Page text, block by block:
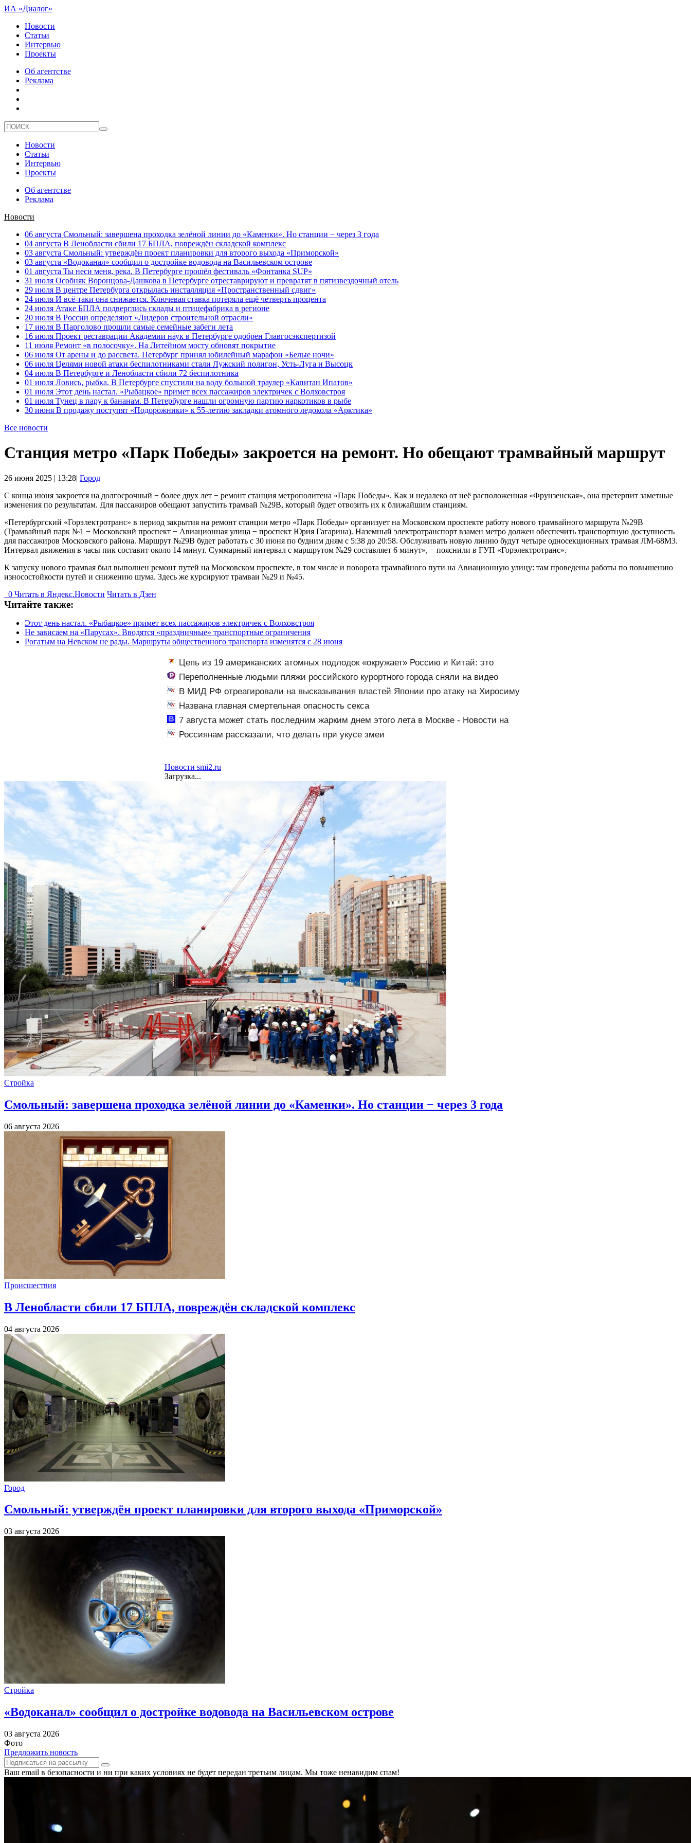
ИА «Диалог»
Новости
Статьи
Интервью
Проекты
Об агентстве
Реклама
Новости
Статьи
Интервью
Проекты
Об агентстве
Реклама
Новости
06 августа Смольный: завершена проходка зелёной линии до «Каменки». Но станции − через 3 года
04 августа В Ленобласти сбили 17 БПЛА, повреждён складской комплекс
03 августа Смольный: утверждён проект планировки для второго выхода «Приморской»
03 августа «Водоканал» сообщил о достройке водовода на Васильевском острове
01 августа Ты неси меня, река. В Петербурге прошёл фестиваль «Фонтанка SUP»
31 июля Особняк Воронцова-Дашкова в Петербурге отреставрируют и превратят в пятизвездочный отель
29 июля В центре Петербурга открылась инсталляция «Пространственный сдвиг»
24 июля И всё-таки она снижается. Ключевая ставка потеряла ещё четверть процента
24 июля Атаке БПЛА подверглись склады и птицефабрика в регионе
20 июля В России определяют «Лидеров строительной отрасли»
17 июля В Парголово прошли самые семейные забеги лета
16 июля Проект реставрации Академии наук в Петербурге одобрен Главгосэкспертизой
11 июля Ремонт «в полосочку». На Литейном мосту обновят покрытие
06 июля От арены и до рассвета. Петербург принял юбилейный марафон «Белые ночи»
06 июля Целями новой атаки беспилотниками стали Лужский полигон, Усть-Луга и Высоцк
04 июля В Петербурге и Ленобласти сбили 72 беспилотника
01 июля Ловись, рыбка. В Петербурге спустили на воду большой траулер «Капитан Ипатов»
01 июля Этот день настал. «Рыбацкое» примет всех пассажиров электричек с Волховстроя
01 июля Тунец в пару к бананам. В Петербурге нашли огромную партию наркотиков в рыбе
30 июня В продажу поступят «Подорожники» к 55-летию закладки атомного ледокола «Арктика»
Все новости
Станция метро «Парк Победы» закроется на ремонт. Но обещают трамвайный маршрут
26 июня 2025 | 13:28| Город
С конца июня закроется на долгосрочный − более двух лет − ремонт станция метрополитена «Парк Победы». Как и недалеко от неё расположенная «Фрунзенская», она претерпит заметные
изменения по результатам. Для пассажиров обещают запустить трамвай №29В, который будет отвозить их к ближайшим станциям.
«Петербургский «Горэлектротранс» в период закрытия на ремонт станции метро «Парк Победы» организует на Московском проспекте работу нового трамвайного маршрута №29В
(Трамвайный парк №1 − Московский проспект − Авиационная улица − проспект Юрия Гагарина). Наземный электротранспорт взамен метро должен обеспечить транспортную доступность
для пассажиров Московского района. Маршрут №29В будет работать с 30 июня по будним дням с 5:38 до 20:58. Обслуживать новую линию будут четыре односекционных трамвая ЛМ-68М3.
Интервал движения в часы пик составит около 14 минут. Суммарный интервал с маршрутом №29 составляет 6 минут», − пояснили в ГУП «Горэлектротранс».
К запуску нового трамвая был выполнен ремонт путей на Московском проспекте, в том числе и поворота трамвайного пути на Авиационную улицу: там проведены работы по повышению
износостойкости путей и снижению шума. Здесь же курсируют трамваи №29 и №45.
0 Читать в Яндекс.Новости Читать в Дзен
Читайте также:
Этот день настал. «Рыбацкое» примет всех пассажиров электричек с Волховстроя
Не зависаем на «Парусах». Вводятся «праздничные» транспортные ограничения
Рогатым на Невском не рады. Маршруты общественного транспорта изменятся с 28 июня
Цепь из 19 американских атомных подлодок «окружает» Россию и Китай: это
инструмент первого массированного удара
Переполненные людьми пляжи российского курортного города сняли на видео
В МИД РФ отреагировали на высказывания властей Японии про атаку на Хиросиму
Названа главная смертельная опасность секса
7 августа может стать последним жарким днем этого лета в Москве - Новости на
Вести.ru
Россиянам рассказали, что делать при укусе змеи
Новости smi2.ru
Загрузка...
Стройка
Смольный: завершена проходка зелёной линии до «Каменки». Но станции − через 3 года
06 августа 2026
Происшествия
В Ленобласти сбили 17 БПЛА, повреждён складской комплекс
04 августа 2026
Город
Смольный: утверждён проект планировки для второго выхода «Приморской»
03 августа 2026
Стройка
«Водоканал» сообщил о достройке водовода на Васильевском острове
03 августа 2026
Фото
Предложить новость
Ваш email в безопасности и ни при каких условиях не будет передан третьим лицам. Мы тоже ненавидим спам!